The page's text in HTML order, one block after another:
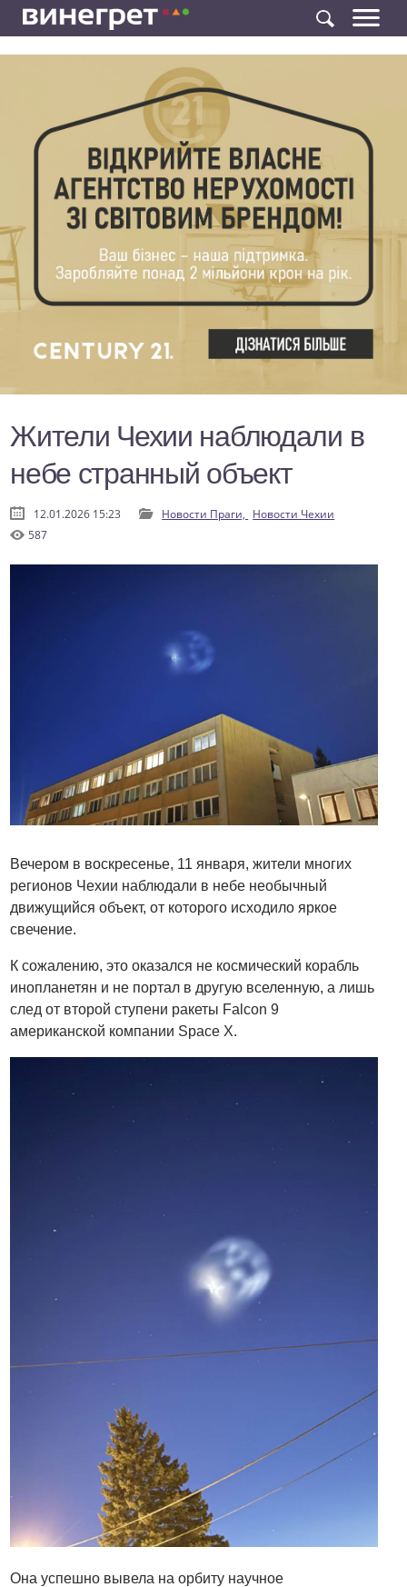
Жители Чехии наблюдали в
небе странный объект
12.01.2026 15:23 Новости Праги, Новости Чехии
587
Вечером в воскресенье, 11 января, жители многих
регионов Чехии наблюдали в небе необычный
движущийся объект, от которого исходило яркое
свечение.
К сожалению, это оказался не космический корабль
инопланетян и не портал в другую вселенную, а лишь
след от второй ступени ракеты Falcon 9
американской компании Space X.
Она успешно вывела на орбиту научное